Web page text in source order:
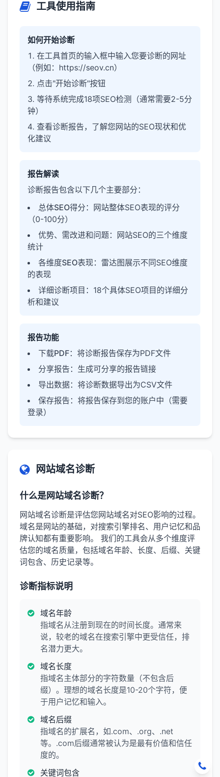
工具使用指南
如何开始诊断
在工具首页的输入框中输入您要诊断的网址
（例如：https://seov.cn）
点击"开始诊断"按钮
等待系统完成18项SEO检测（通常需要2-5分
钟）
查看诊断报告，了解您网站的SEO现状和优
化建议
报告解读
诊断报告包含以下几个主要部分：
总体SEO得分 ：网站整体SEO表现的评分
（0-100分）
优势、需改进和问题：网站SEO的三个维度
统计
各维度SEO表现：雷达图展示不同SEO维度
的表现
详细诊断项目 ：18个具体SEO项目的详细分
析和建议
报告功能
下载PDF：将诊断报告保存为PDF文件
分享报告 ：生成可分享的报告链接
导出数据：将诊断数据导出为CSV文件
保存报告 ：将报告保存到您的账户中（需要
登录）
网站域名诊断
什么是网站域名诊断？
网站域名诊断是评估您网站域名对SEO影响的过程。
域名是网站的基础，对搜索引擎排名、用户记忆和品
牌认知都有重要影响。 我们的工具会从多个维度评
估您的域名质量，包括域名年龄、长度、后缀、关键
词包含、历史记录等。
诊断指标说明
域名年龄
指域名从注册到现在的时间长度。通常来
说，较老的域名在搜索引擎中更受信任，排
名潜力更大。
域名长度
指域名主体部分的字符数量（不包含后
缀）。理想的域名长度是10-20个字符，便
于用户记忆和输入。
域名后缀
指域名的扩展名，如.com、.org、.net
等。.com后缀通常被认为是最有价值和信任
度的。
关键词包含